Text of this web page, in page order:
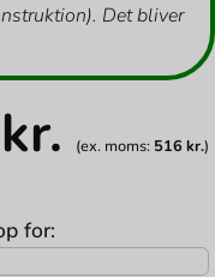
Det bliver
kr. (ex. moms: 516 kr.)
for: